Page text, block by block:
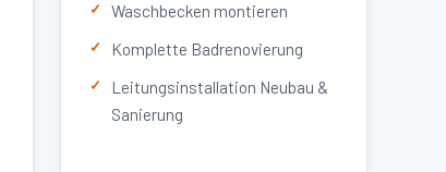
Waschbecken montieren
Komplette Badrenovierung
Leitungsinstallation Neubau &
Sanierung